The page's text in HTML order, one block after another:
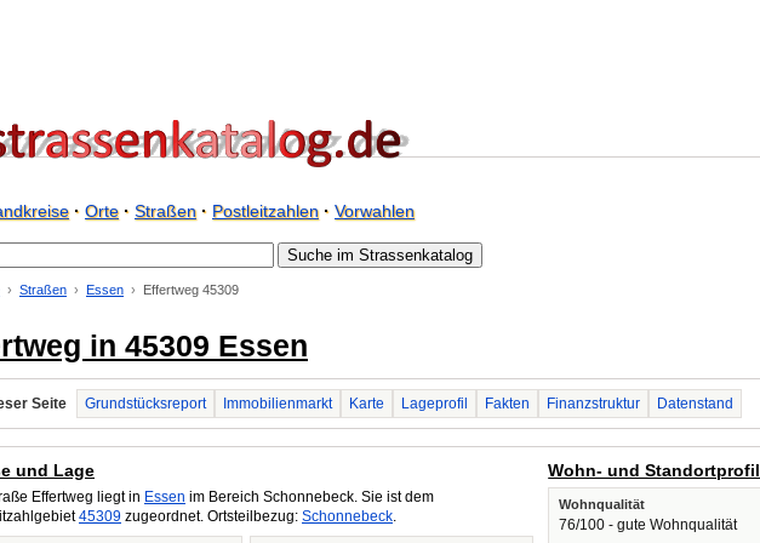
· Orte· Straßen· Postleitzahlen· Vorwahlen
Straßen Essen Effertweg 45309
in 45309 Essen
Seite Grundstücksreport Immobilienmarkt Karte Lageprofil Fakten Finanzstruktur Datenstand
und Lage
Effertweg liegt in Essen im Bereich Schonnebeck. Sie ist dem
45309 zugeordnet. Ortsteilbezug: Schonnebeck.
Wohn- und Standortprofil
Wohnqualität
76/100 - gute Wohnqualität